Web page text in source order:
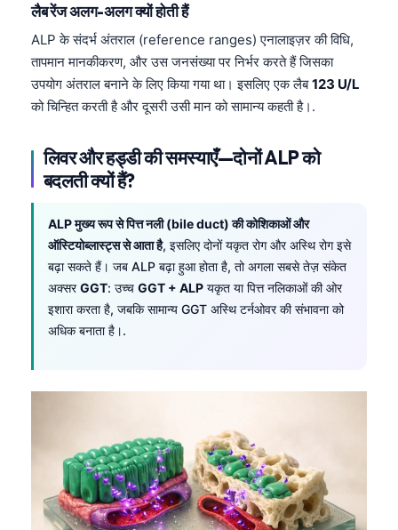
लैब रेंज अलग-अलग क्यों होती हैं
ALP के संदर्भ अंतराल (reference ranges) एनालाइज़र की विधि,
तापमान मानकीकरण, और उस जनसंख्या पर निर्भर करते हैं जिसका
उपयोग अंतराल बनाने के लिए किया गया था। इसलिए एक लैब123 U/L
को चिन्हित करती है और दूसरी उसी मान को सामान्य कहती है।.
लिवर और हड्डी की समस्याएँ—दोनों ALP को
बदलती क्यों हैं?
ALP मुख्य रूप से पित्त नली (bile duct) की कोशिकाओं और
ऑस्टियोब्लास्ट्स से आता है, इसलिए दोनों यकृत रोग और अस्थि रोग इसे
बढ़ा सकते हैं। जब ALP बढ़ा हुआ होता है, तो अगला सबसे तेज़ संकेत
अक्सरGGT: उच्च GGT + ALP यकृत या पित्त नलिकाओं की ओर
इशारा करता है, जबकि सामान्य GGT अस्थि टर्नओवर की संभावना को
अधिक बनाता है।.